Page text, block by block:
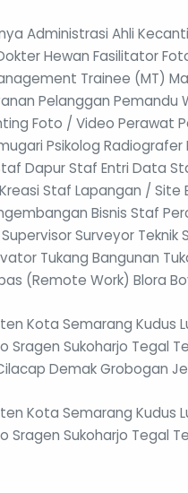
Administrasi Ahli
Hewan Fasilitator
Trainee (MT)
Pelanggan
Foto / Video Perawat
Psikolog
Dapur Staf Entri Data
Staf Lapangan /
Bisnis Staf
Surveyor Teknik
Tukang Bangunan
(Remote Work) Blora
Kota Semarang Kudus
Sragen Sukoharjo Tegal
Demak Grobogan
Kota Semarang Kudus
Sragen Sukoharjo Tegal